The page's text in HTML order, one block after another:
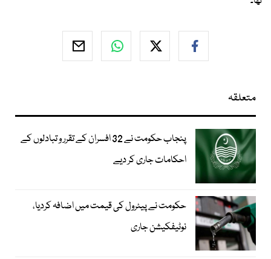
متعلقہ
پنجاب حکومت نے 32 افسران کے تقرر و تبادلوں کے
احکامات جاری کر دیے
حکومت نے پیٹرول کی قیمت میں اضافہ کردیا،
نوٹیفکیشن جاری